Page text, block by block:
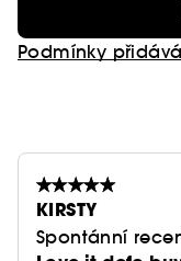
Podmínky
KIRSTY
Spontánní